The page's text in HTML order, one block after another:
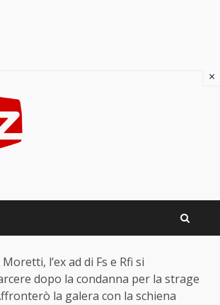
l’ex ad di Fs e Rfi si
dopo la condanna per la strage
la galera con la schiena
×